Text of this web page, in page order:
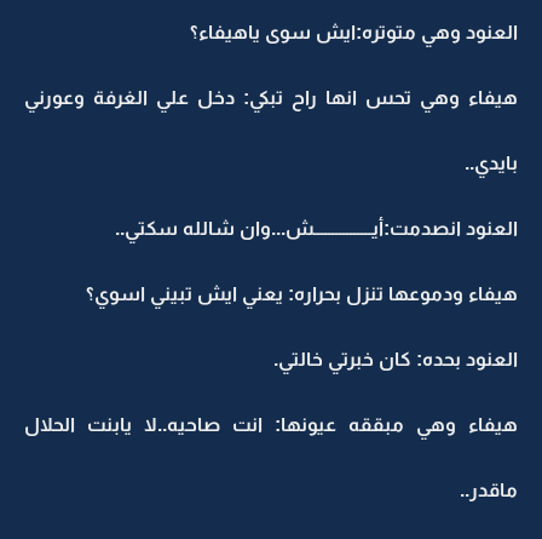
العنود وهي متوتره:ايش سوى ياهيفاء؟
هيفاء وهي تحس انها راح تبكي: دخل علي الغرفة وعورني
بايدي..
العنود انصدمت:أيــــــــــــــــش...وان شالله سكتي..
هيفاء ودموعها تنزل بحراره: يعني ايش تبيني اسوي؟
العنود بحده: كان خبرتي خالتي.
هيفاء وهي مبققه عيونها: انت صاحيه..لا يابنت الحلال
ماقدر..